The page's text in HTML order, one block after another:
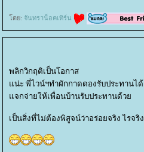
ดย: จันทราน็อคเทิร์น
พลิกวิกฤติเป็นโอกาส
น่ะ พี่ไวน์ฯทำผักกาดดองรับประทานได้
จกจ่ายให้เพื่อนบ้านรับประทานด้ว
เป็นสิ่งที่ไม่ต้องพิสูจน์ว่าอร่อยจริง ไรจริง